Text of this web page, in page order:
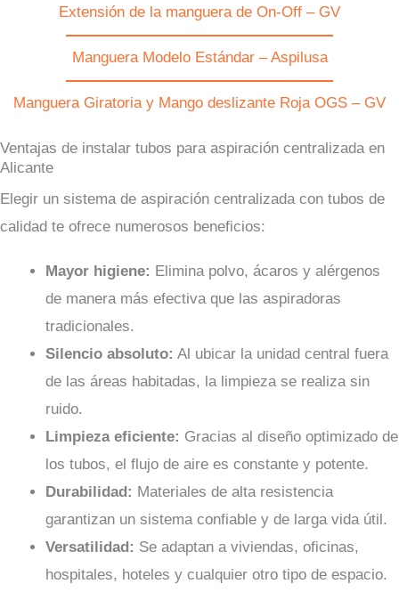
Extensión de la manguera de On-Off – GV
Manguera Modelo Estándar – Aspilusa
Manguera Giratoria y Mango deslizante Roja OGS – GV
Ventajas de instalar tubos para aspiración centralizada en
Alicante
Elegir un sistema de aspiración centralizada con tubos de
calidad te ofrece numerosos beneficios:
Mayor higiene: Elimina polvo, ácaros y alérgenos
de manera más efectiva que las aspiradoras
tradicionales.
Silencio absoluto: Al ubicar la unidad central fuera
de las áreas habitadas, la limpieza se realiza sin
ruido.
Limpieza eficiente: Gracias al diseño optimizado de
los tubos, el flujo de aire es constante y potente.
Durabilidad: Materiales de alta resistencia
garantizan un sistema confiable y de larga vida útil.
Versatilidad: Se adaptan a viviendas, oficinas,
hospitales, hoteles y cualquier otro tipo de espacio.